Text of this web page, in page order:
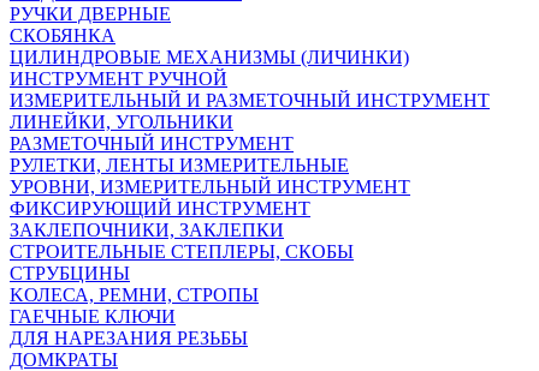
РУЧКИ ДВЕРНЫЕ
СКОБЯНКА
ЦИЛИНДРОВЫЕ МЕХАНИЗМЫ (ЛИЧИНКИ)
ИНСТРУМЕНТ РУЧНОЙ
ИЗМЕРИТЕЛЬНЫЙ И РАЗМЕТОЧНЫЙ ИНСТРУМЕНТ
ЛИНЕЙКИ, УГОЛЬНИКИ
РАЗМЕТОЧНЫЙ ИНСТРУМЕНТ
РУЛЕТКИ, ЛЕНТЫ ИЗМЕРИТЕЛЬНЫЕ
УРОВНИ, ИЗМЕРИТЕЛЬНЫЙ ИНСТРУМЕНТ
ФИКСИРУЮЩИЙ ИНСТРУМЕНТ
ЗАКЛЕПОЧНИКИ, ЗАКЛЕПКИ
СТРОИТЕЛЬНЫЕ СТЕПЛЕРЫ, СКОБЫ
СТРУБЦИНЫ
KОЛЕСА, РЕМНИ, СТРОПЫ
ГАЕЧНЫЕ КЛЮЧИ
ДЛЯ НАРЕЗАНИЯ РЕЗЬБЫ
ДОМКРАТЫ